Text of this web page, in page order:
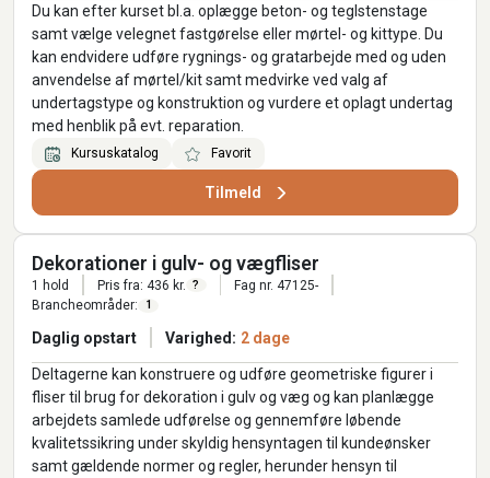
Du kan efter kurset bl.a. oplægge beton- og teglstenstage
samt vælge velegnet fastgørelse eller mørtel- og kittype. Du
kan endvidere udføre rygnings- og gratarbejde med og uden
anvendelse af mørtel/kit samt medvirke ved valg af
undertagstype og konstruktion og vurdere et oplagt undertag
med henblik på evt. reparation.
Kursuskatalog Favorit
Tilmeld
Dekorationer i gulv- og vægfliser
1 hold Pris fra: 436 kr. ?
Fag nr. 47125-
Brancheområder:
1
Daglig opstart Varighed: 2 dage
Deltagerne kan konstruere og udføre geometriske figurer i
fliser til brug for dekoration i gulv og væg og kan planlægge
arbejdets samlede udførelse og gennemføre løbende
kvalitetssikring under skyldig hensyntagen til kundeønsker
samt gældende normer og regler, herunder hensyn til